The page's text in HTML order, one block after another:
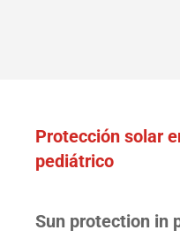
Protección solar
pediátrico
Sun protection in